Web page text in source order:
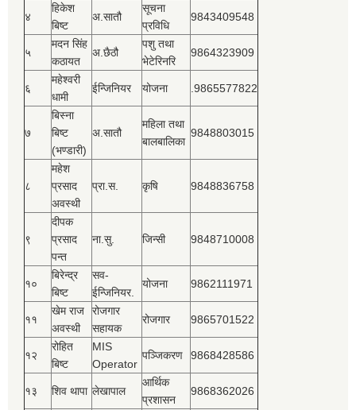
४
हिकेश
बिष्‍ट
अ.सातौ
सूचना
प्रविधि
9843409548
५
मदन सिंह
कठायत
अ.छैठौ
पशु तथा
भेटेरिनरि
9864323909
६
महेश्‍वरी
धामी
ईन्जिनियर योजना .9865577822
७
बिस्‍ना
बिष्‍ट
(भण्डारी)
अ.सातौ
महिला तथा
बालबालिका
9848803015
८
महेश
प्रसाद
अवस्थी
प्रा.स. कृषि 9848836758
९
दीपक
प्रसाद
पन्त
ना.सु. जिन्सी 9848710008
१०
बिरेन्द्र
बिष्‍ट
सव-
ईन्जिनियर.
योजना 9862111971
११
खेम राज
अवस्थी
रोजगार
सहायक
रोजगार 9865701522
१२
रोहित
बिष्‍ट
MIS
Operator
पञ्‍जिकरण 9868428586
१३ शिव थापा लेखापाल
आर्थिक
प्रशासन
9868362026